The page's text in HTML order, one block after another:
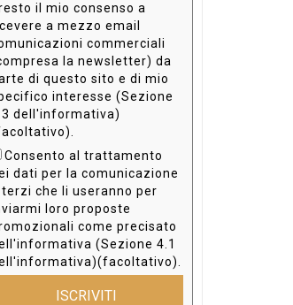
il mio consenso a
a mezzo email
commerciali
la newsletter) da
di questo sito e di mio
interesse (Sezione
dell'informativa)
Consento al trattamento
dati per la comunicazione
terzi che li useranno per
loro proposte
come precisato
(Sezione 4.1
ISCRIVITI